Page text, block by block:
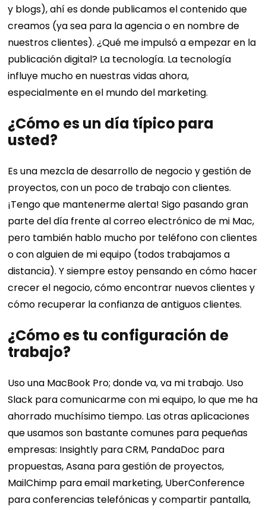
y blogs), ahí es donde publicamos el contenido que
creamos (ya sea para la agencia o en nombre de
nuestros clientes). ¿Qué me impulsó a empezar en la
publicación digital? La tecnología. La tecnología
influye mucho en nuestras vidas ahora,
especialmente en el mundo del marketing.
¿Cómo es un día típico para
usted?
Es una mezcla de desarrollo de negocio y gestión de
proyectos, con un poco de trabajo con clientes.
¡Tengo que mantenerme alerta! Sigo pasando gran
parte del día frente al correo electrónico de mi Mac,
pero también hablo mucho por teléfono con clientes
o con alguien de mi equipo (todos trabajamos a
distancia). Y siempre estoy pensando en cómo hacer
crecer el negocio, cómo encontrar nuevos clientes y
cómo recuperar la confianza de antiguos clientes.
¿Cómo es tu configuración de
trabajo?
Uso una MacBook Pro; donde va, va mi trabajo. Uso
Slack para comunicarme con mi equipo, lo que me ha
ahorrado muchísimo tiempo. Las otras aplicaciones
que usamos son bastante comunes para pequeñas
empresas: Insightly para CRM, PandaDoc para
propuestas, Asana para gestión de proyectos,
MailChimp para email marketing, UberConference
para conferencias telefónicas y compartir pantalla,